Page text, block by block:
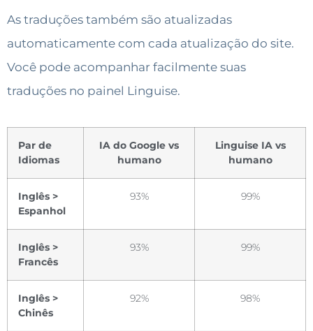
As traduções também são atualizadas
automaticamente com cada atualização do site.
Você pode acompanhar facilmente suas
traduções no painel Linguise.
Par de
Idiomas
IA do Google vs
humano
Linguise IA vs
humano
Inglês >
Espanhol
93% 99%
Inglês >
Francês
93% 99%
Inglês >
Chinês
92% 98%